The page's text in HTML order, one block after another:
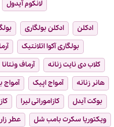
لانکوم آیدول
ادکلن ادکلن بولگاری
بولگاری آکوا اتلانتیک
کلاب دی نایت زنانه
آرماف ونتانا
هانر زنانه
آمواج اپیک آمواج
بوکت آیدل
کازاموراتی لیرا
ویکتوریا سکرت بامب شل
عطر